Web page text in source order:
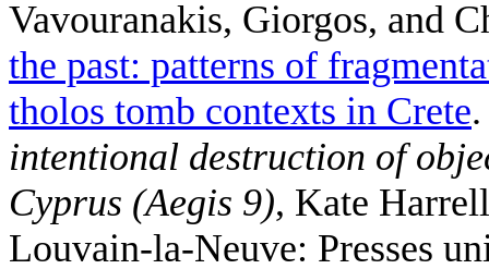
Vavouranakis, Giorgos, and
the past: patterns of
tholos tomb contexts in Crete
intentional destruction of
Cyprus (Aegis 9), Kate
Louvain-la-Neuve: Presses